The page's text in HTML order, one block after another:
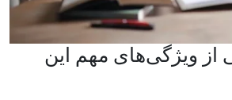
از ویژگی‌های مهم این